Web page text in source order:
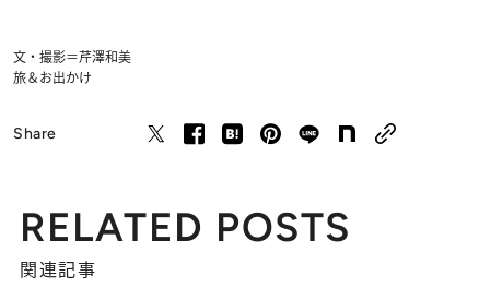
文・撮影＝芹澤和美
旅＆お出かけ
Share
RELATED POSTS
関連記事